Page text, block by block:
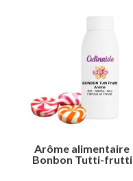
Arôme alimentaire
Bonbon Tutti-frutti